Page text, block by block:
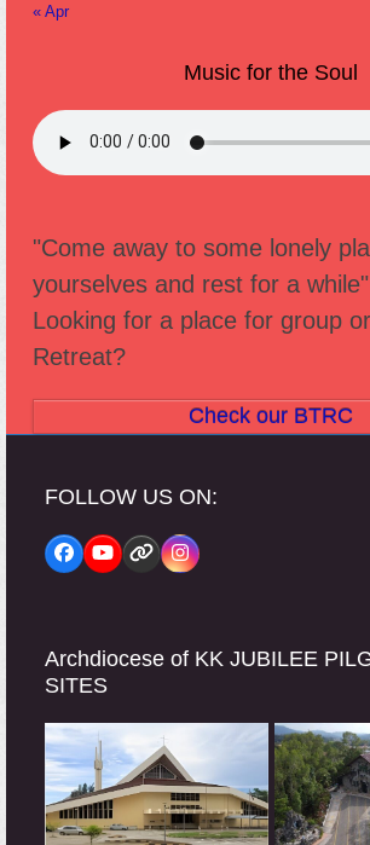
« Apr
Music for the Soul
"Come away to some lonely
yourselves and rest for a
Looking for a place for group
Retreat?
Check our BTRC
FOLLOW US ON:
Facebook
YouTube
WebsiteInstagram
Archdiocese of KK JUBILEE
SITES